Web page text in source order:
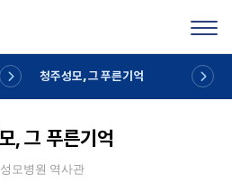
청주성모, 그 푸른기억
, 그 푸른기억
모병원 역사관